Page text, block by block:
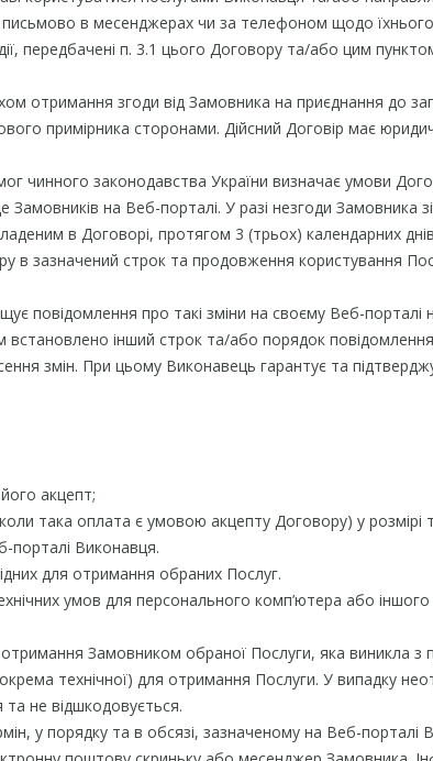
в месенджерах чи за телефоном щодо
передбачені п. 3.1 цього Договору та/або цим
отримання згоди від Замовника на приєднання до
примірника сторонами. Дійсний Договір має
чинного законодавства України визначає умови
на Веб-порталі. У разі незгоди Замовника
в Договорі, протягом 3 (трьох) календарних днів
в зазначений строк та продовження користування
повідомлення про такі зміни на своєму Веб-порталі
інший строк та/або порядок
змін. При цьому Виконавець гарантує та
акцепт;
така оплата є умовою акцепту Договору) у
порталі Виконавця.
для отримання обраних Послуг.
умов для персонального комп’ютера або
отримання Замовником обраної Послуги, яка виникла
технічної) для отримання Послуги. У випадку
не відшкодовується.
у порядку та в обсязі, зазначеному на Веб-порталі